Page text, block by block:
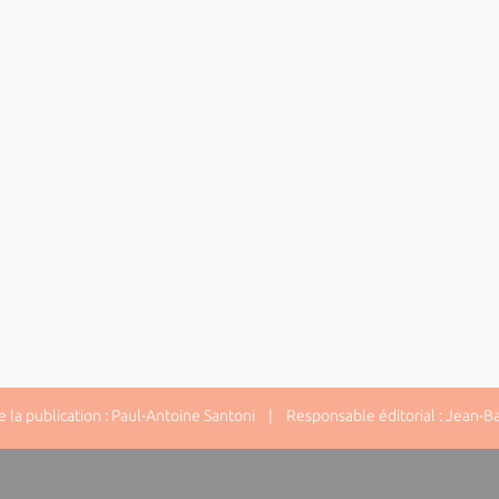
publication : Paul-Antoine Santoni | Responsable éditorial : Jean-